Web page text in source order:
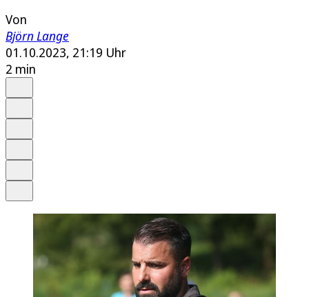
Von
Björn Lange
01.10.2023, 21:19 Uhr
2 min